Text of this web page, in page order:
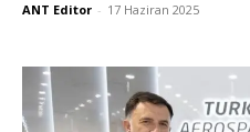
ANT Editor - 17 Haziran 2025